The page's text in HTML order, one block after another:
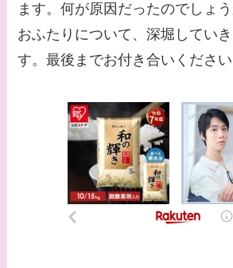
【画
てる女
て旦那
【画像
てる
子供
のきっ
ます。何が原因だったのでしょ
おふたりについて、深堀してい
す。最後までお付き合いください